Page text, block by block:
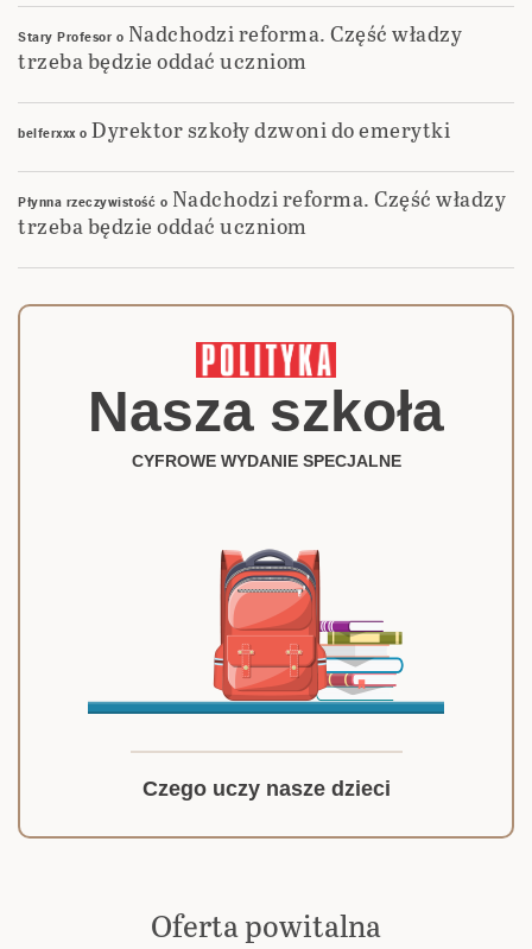
Stary Profesor o Nadchodzi reforma. Część władzy
trzeba będzie oddać uczniom
belferxxx o Dyrektor szkoły dzwoni do emerytki
Płynna rzeczywistość o Nadchodzi reforma. Część władzy
trzeba będzie oddać uczniom
Nasza szkoła
CYFROWE WYDANIE SPECJALNE
Czego uczy nasze dzieci
Oferta powitalna